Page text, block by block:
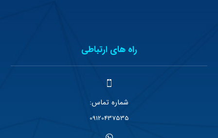
راه های ارتباطی
شماره تماس:
09120437535